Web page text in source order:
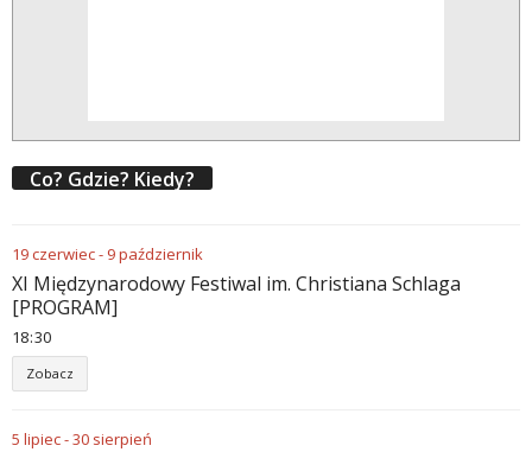
Co? Gdzie? Kiedy?
19czerwiec- 9październik
XI Międzynarodowy Festiwal im. Christiana Schlaga
[PROGRAM]
18:30
Zobacz
5 lipiec-30 sierpień